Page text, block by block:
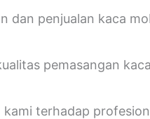
dan penjualan kaca
pemasangan
terhadap